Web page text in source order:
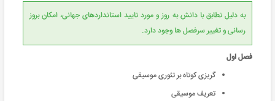
به دلیل تطابق با دانش به روز و مورد تایید استانداردهای جهانی، امکان بروز
رسانی و تغییر سرفصل ها وجود دارد.
فصل اول
گریزی کوتاه بر تئوری موسیقی
تعریف موسیقی